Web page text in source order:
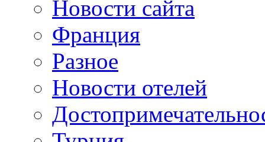
Новости сайта
Франция
Разное
Новости отелей